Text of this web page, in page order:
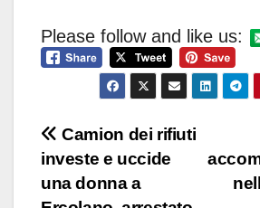
Please follow and like us:
Navigazione
articoli
Camion dei rifiuti
investe e uccide
una donna a